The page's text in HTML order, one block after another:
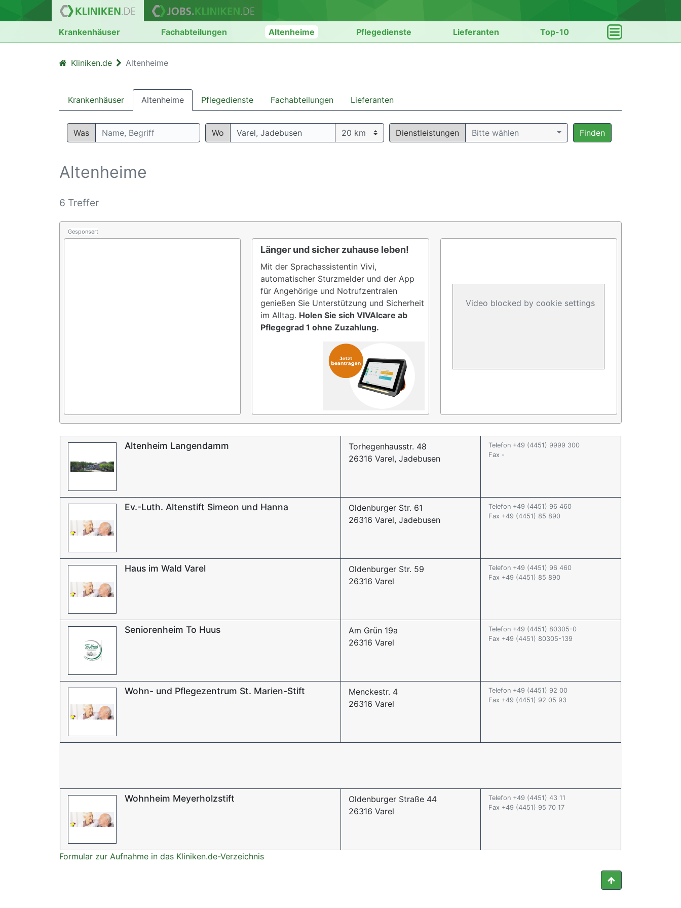
Krankenhäuser Fachabteilungen Altenheime Pflegedienste Lieferanten Top-10
Kliniken.de Altenheime
Krankenhäuser Altenheime Pflegedienste Fachabteilungen Lieferanten
Was Wo Dienstleistungen Bitte wählen Finden
Altenheime
6 Treffer
Gesponsert
Länger und sicher zuhause leben!
Mit der Sprachassistentin Vivi,
automatischer Sturzmelder und der App
für Angehörige und Notrufzentralen
genießen Sie Unterstützung und Sicherheit
im Alltag. Holen Sie sich VIVAIcare ab
Pflegegrad 1 ohne Zuzahlung.
Video blocked by cookie settings
Altenheim Langendamm
Torhegenhausstr. 48
26316 Varel, Jadebusen
Telefon +49 (4451) 9999 300
Fax -
Ev.-Luth. Altenstift Simeon und Hanna
Oldenburger Str. 61
26316 Varel, Jadebusen
Telefon +49 (4451) 96 460
Fax +49 (4451) 85 890
Haus im Wald Varel
Oldenburger Str. 59
26316 Varel
Telefon +49 (4451) 96 460
Fax +49 (4451) 85 890
Seniorenheim To Huus
Am Grün 19a
26316 Varel
Telefon +49 (4451) 80305-0
Fax +49 (4451) 80305-139
Wohn- und Pflegezentrum St. Marien-Stift
Menckestr. 4
26316 Varel
Telefon +49 (4451) 92 00
Fax +49 (4451) 92 05 93
Wohnheim Meyerholzstift
Oldenburger Straße 44
26316 Varel
Telefon +49 (4451) 43 11
Fax +49 (4451) 95 70 17
Formular zur Aufnahme in das Kliniken.de-Verzeichnis